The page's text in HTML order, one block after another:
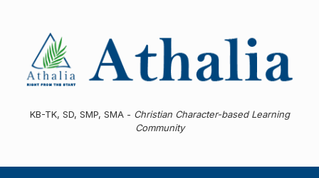
KB-TK, SD, SMP, SMA - Christian Character-based Learning
Community